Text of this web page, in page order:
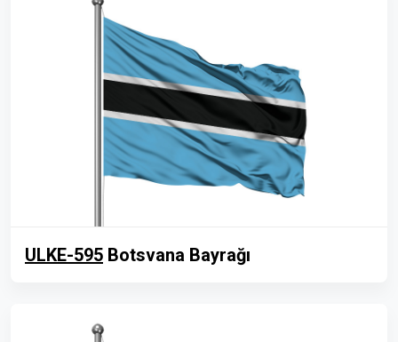
ULKE-595 Botsvana Bayrağı